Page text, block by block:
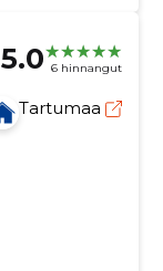
5.0 6 hinnangut
Tartumaa